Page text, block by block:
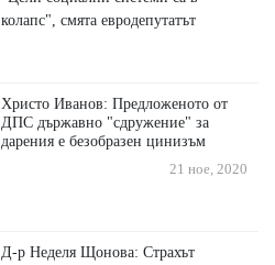
колапс", смята евродепутатът
Христо Иванов: Предложеното от
ДПС държавно "сдружение" за
дарения е безобразен цинизъм
21 ное, 2020
Д-р Неделя Щонова: Страхът